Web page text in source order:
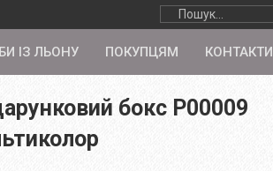
ІЗ ЛЬОНУ ПОКУПЦЯМ КОНТАКТИ
бокс P00009